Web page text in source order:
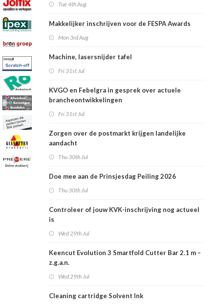
Tue 4th Aug
Makkelijker inschrijven voor de FESPA Awards
Mon 3rd Aug
Machine, lasersnijder tafel
Fri 31st Jul
KVGO en Febelgra in gesprek over actuele
brancheontwikkelingen
Fri 31st Jul
Zorgen over de postmarkt krijgen landelijke
aandacht
Thu 30th Jul
Doe mee aan de Prinsjesdag Peiling 2026
Thu 30th Jul
Controleer of jouw KVK-inschrijving nog actueel
is
Wed 29th Jul
Keencut Evolution 3 Smartfold Cutter Bar 2.1 m –
z.g.a.n.
Wed 29th Jul
Cleaning cartridge Solvent Ink